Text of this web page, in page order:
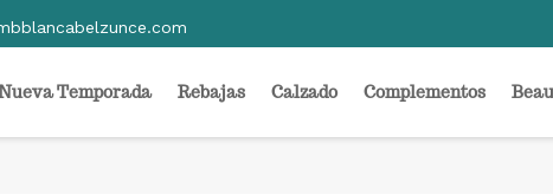
Temporada Rebajas Calzado Complementos